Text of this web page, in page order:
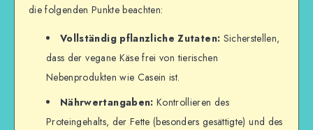
die folgenden Punkte beachten:
Vollständig pflanzliche Zutaten: Sicherstellen,
dass der vegane Käse frei von tierischen
Nebenprodukten wie Casein ist.
Nährwertangaben: Kontrollieren des
Proteingehalts, der Fette (besonders gesättigte) und des